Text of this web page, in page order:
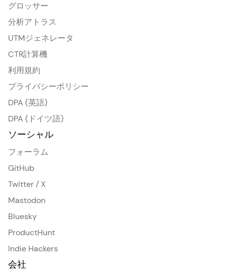
グロッサー
分析アトラス
UTMジェネレータ
CTR計算機
利用規約
プライバシーポリシー
DPA (英語)
DPA (ドイツ語)
ソーシャル
フォーラム
GitHub
Twitter / X
Mastodon
Bluesky
ProductHunt
Indie Hackers
会社